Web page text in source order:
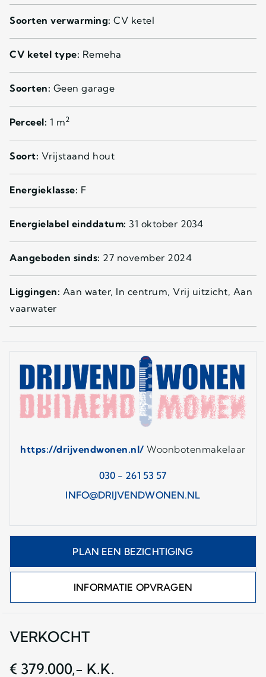
Soorten verwarming: CV ketel
CV ketel type: Remeha
Soorten: Geen garage
Perceel: 1 m2
Soort: Vrijstaand hout
Energieklasse: F
Energielabel einddatum: 31 oktober 2034
Aangeboden sinds: 27 november 2024
Liggingen: Aan water, In centrum, Vrij uitzicht, Aan
vaarwater
https://drijvendwonen.nl/ Woonbotenmakelaar
030 - 261 53 57
INFO@DRIJVENDWONEN.NL
PLAN EEN BEZICHTIGING
INFORMATIE OPVRAGEN
VERKOCHT
€ 379.000,- K.K.